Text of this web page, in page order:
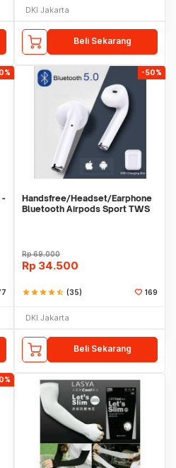
DKI Jakarta
Beli Sekarang
-
-50%
Handsfree/Headset/Earphone
Bluetooth Airpods Sport TWS
Rp69.000
Rp 34.500
starstarstarstarstar_half (35) 169
DKI Jakarta
Beli Sekarang